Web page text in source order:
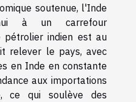
soutenue, l'Inde
à un carrefour
pétrolier indien est au
relever le pays, avec
en Inde en constante
aux importations
ce qui soulève des